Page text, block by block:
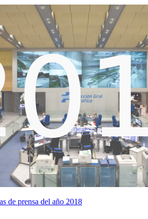
de prensa del año 2018